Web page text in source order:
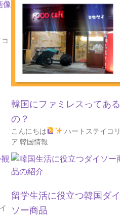
韓国にファミレスってある
の？
こんにちは
ハートステイコリ
ア 韓国情報
留学生活に役立つ韓国ダイ
ソー商品